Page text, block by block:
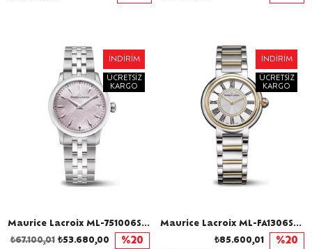
Maurice Lacroix ML-751006SS002560-1 Kadın Kol Saati
İNDIRIM
ÜCRETSIZ
KARGO
₺53.680,00
₺67.100,01 %20
Maurice Lacroix ML-FA1306SSY13110-1 Pırlantalı Kadın Kol Saati
İNDIRIM
ÜCRETSIZ
KARGO
₺85.600,01
%20